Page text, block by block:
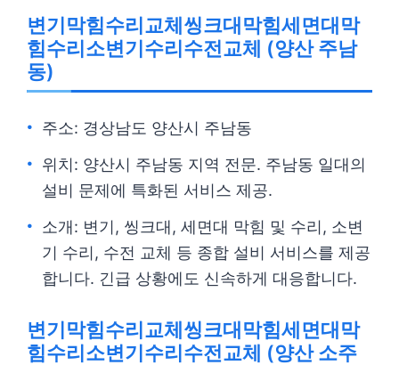
변기막힘수리교체씽크대막힘세면대막
힘수리소변기수리수전교체 (양산 주남
동)
주소: 경상남도 양산시 주남동
위치: 양산시 주남동 지역 전문. 주남동 일대의
설비 문제에 특화된 서비스 제공.
소개: 변기, 씽크대, 세면대 막힘 및 수리, 소변
기 수리, 수전 교체 등 종합 설비 서비스를 제공
합니다. 긴급 상황에도 신속하게 대응합니다.
변기막힘수리교체씽크대막힘세면대막
힘수리소변기수리수전교체 (양산 소주